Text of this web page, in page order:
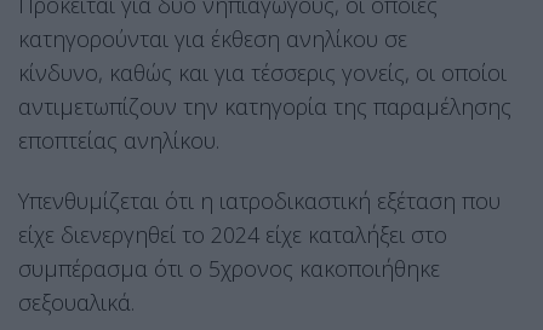
κατηγορούνται για έκθεση ανηλίκου σε
κίνδυνο, καθώς και για τέσσερις γονείς, οι οποίοι
αντιμετωπίζουν την κατηγορία της παραμέλησης
εποπτείας ανηλίκου.
Υπενθυμίζεται ότι η ιατροδικαστική εξέταση που
είχε διενεργηθεί το 2024 είχε καταλήξει στο
συμπέρασμα ότι ο 5χρονος κακοποιήθηκε
σεξουαλικά.